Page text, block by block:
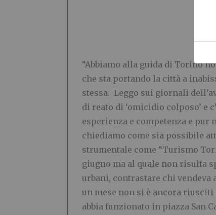
“Abbiamo alla guida di Torino
che sta portando la città a
stessa. Leggo sui giornali
di reato di ‘omicidio colposo’ e
esperienza e competenza e
chiediamo come sia possibile
strumentale come “Turismo
giugno ma al quale non risulta
urbani, contrastare chi vendeva
un mese non si è ancora riusciti
abbia funzionato in piazza San